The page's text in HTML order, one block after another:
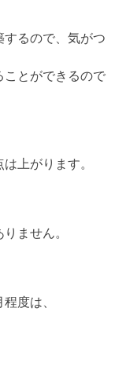
するので、気がつ
ことができるので
上がります。
ません。
度は、